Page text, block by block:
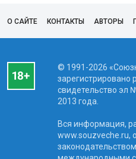
О САЙТЕ КОНТАКТЫ АВТОРЫ
© 1991-2026
зарегистрировано
свидетельство эл
2013 года.
Вся информация,
www.souzveche.ru,